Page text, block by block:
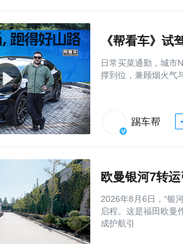
《帮看车》试
日常买菜通勤，城市
撑到位，兼顾烟火气
踢车帮
欧曼银河7转
2026年8月6日，“银
启程。这是福田欧曼
成护航引